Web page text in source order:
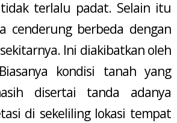
terlalu padat. Selain itu
cenderung berbeda dengan
Ini diakibatkan oleh
kondisi tanah yang
disertai tanda adanya
di sekeliling lokasi tempat